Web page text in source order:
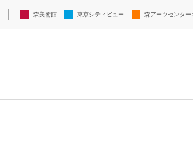
森美術館 東京シティビュー 森アーツセンター